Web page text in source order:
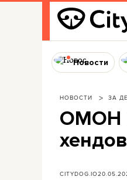
Новости
НОВОСТИ ЗА
ОМОН
CITYDOG.IO